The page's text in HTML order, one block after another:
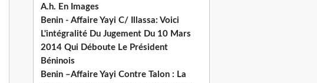
A.h. En Images
Benin - Affaire Yayi C/ Illassa: Voici
L'intégralité Du Jugement Du 10 Mars
2014 Qui Déboute Le Président
Béninois
Benin –Affaire Yayi Contre Talon : La